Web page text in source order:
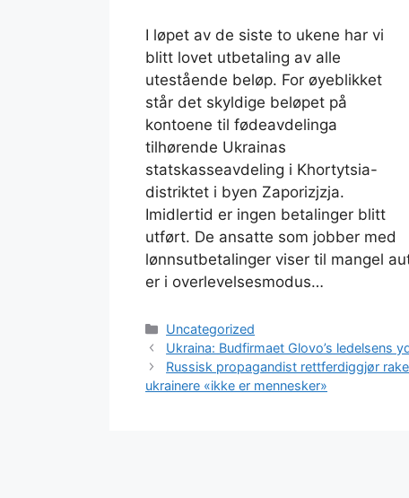
I løpet av de siste to ukene har vi
blitt lovet utbetaling av alle
utestående beløp. For øyeblikket
står det skyldige beløpet på
kontoene til fødeavdelinga
tilhørende Ukrainas
statskasseavdeling i Khortytsia-
distriktet i byen Zaporizjzja.
Imidlertid er ingen betalinger blitt
utført. De ansatte som jobber med
lønnsutbetalinger viser til mangel
er i overlevelsesmodus…
Kategorier
Uncategorized
Ukraina: Budfirmaet Glovo’s ledelsens
Russisk propagandist rettferdiggjør
ukrainere «ikke er mennesker»